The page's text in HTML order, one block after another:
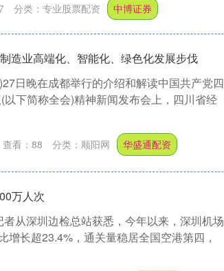
分类： 专业股票配资 中博证券
造业高端化、智能化、绿色化发展步伐
日晚在成都举行的介绍和解读中国共产党四
下简称全会)精神新闻发布会上，四川省经
查看： 88 分类： 顺阳网 华盛通配资
万人次
从深圳边检总站获悉，今年以来，深圳机场
长超23.4%，通关量稳居全国空港第四，